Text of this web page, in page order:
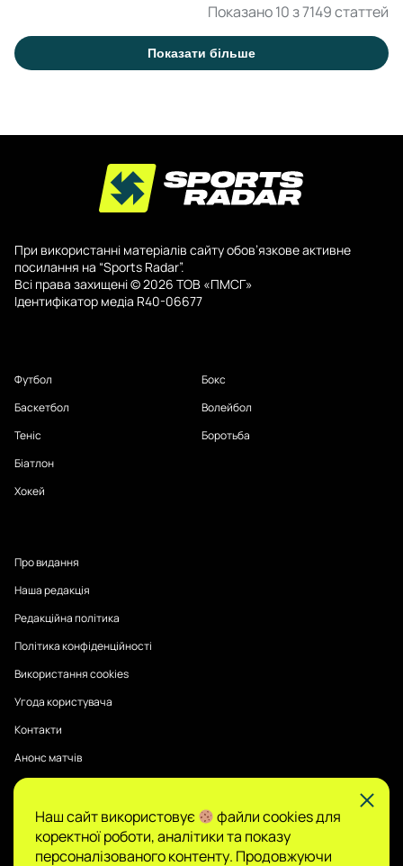
Показано 10 з 7149 статтей
Показати більше
При використанні матеріалів сайту обов’язкове активне
посилання на “Sports Radar”.
Всі права захищені © 2026 ТОВ «ПМСГ»
Ідентифікатор медіа R40-06677
Футбол
Баскетбол
Теніс
Біатлон
Хокей
Бокс
Волейбол
Боротьба
Про видання
Наша редакція
Редакційна політика
Політика конфіденційності
Використання cookies
Угода користувача
Контакти
Анонс матчів
Публікації на Sports Radar мають інформаційний характер.
Думки авторів є їхньою особистою позицією, редакція не
гарантує повної достовірності та не несе відповідальності
Наш сайт використовує
файли cookies для
коректної роботи, аналітики та показу
персоналізованого контенту. Продовжуючи